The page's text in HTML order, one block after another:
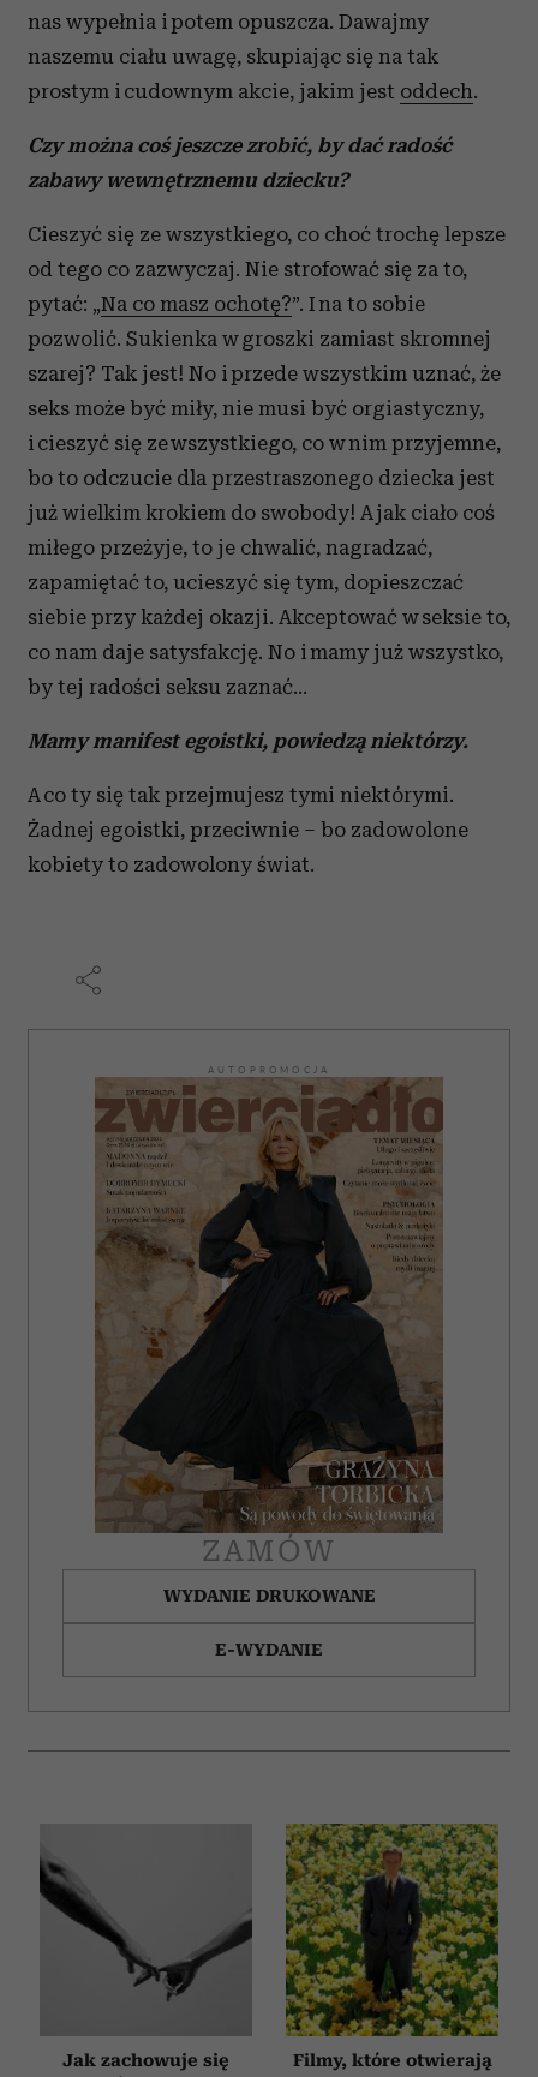
nas wypełnia i potem opuszcza. Dawajmy
naszemu ciału uwagę, skupiając się na tak
prostym i cudownym akcie, jakim jest oddech.
Czy można coś jeszcze zrobić, by dać radość
zabawy wewnętrznemu dziecku?
Cieszyć się ze wszystkiego, co choć trochę lepsze
od tego co zazwyczaj. Nie strofować się za to,
pytać: „Na co masz ochotę?”. I na to sobie
pozwolić. Sukienka w groszki zamiast skromnej
szarej? Tak jest! No i przede wszystkim uznać, że
seks może być miły, nie musi być orgiastyczny,
i cieszyć się ze wszystkiego, co w nim przyjemne,
bo to odczucie dla przestraszonego dziecka jest
już wielkim krokiem do swobody! A jak ciało coś
miłego przeżyje, to je chwalić, nagradzać,
zapamiętać to, ucieszyć się tym, dopieszczać
siebie przy każdej okazji. Akceptować w seksie to,
co nam daje satysfakcję. No i mamy już wszystko,
by tej radości seksu zaznać…
Mamy manifest egoistki, powiedzą niektórzy.
A co ty się tak przejmujesz tymi niektórymi.
Żadnej egoistki, przeciwnie – bo zadowolone
kobiety to zadowolony świat.
AUTOPROMOCJA
ZAMÓW
WYDANIE DRUKOWANE
E-WYDANIE
Jak zachowuje się
Filmy, które otwierają